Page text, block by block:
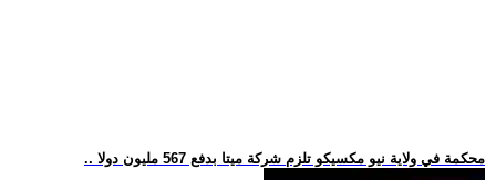
.. محكمة في ولاية نيو مكسيكو تلزم شركة ميتا بدفع 567 مليون دولا